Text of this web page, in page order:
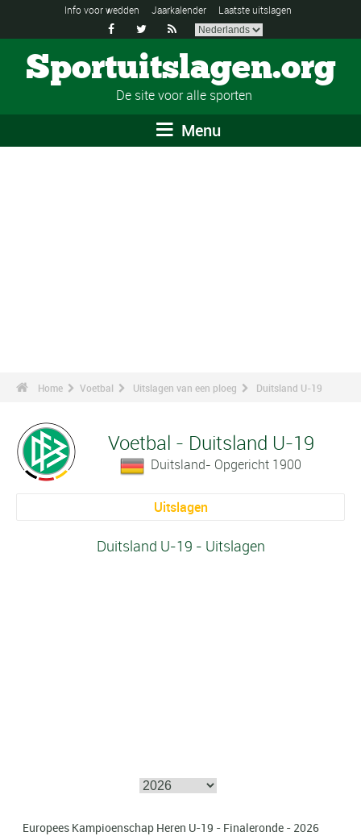
Info voor wedden Jaarkalender Laatste uitslagen
  
Sportuitslagen.org
De site voor alle sporten
Menu
Home Voetbal Uitslagen van een ploeg Duitsland U-19
Voetbal - Duitsland U-19
Duitsland- Opgericht 1900
Uitslagen
Duitsland U-19 - Uitslagen
Europees Kampioenschap Heren U-19 - Finaleronde - 2026